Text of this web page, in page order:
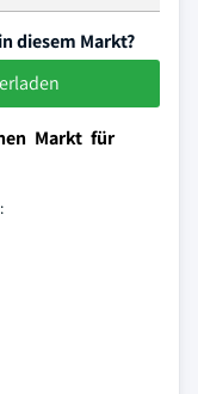
diesem Markt?
Markt für